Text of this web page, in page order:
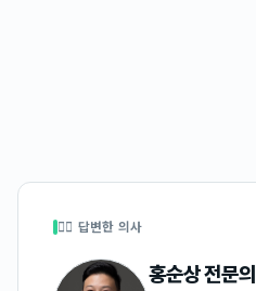
👩‍⚕️ 답변한 의사
홍순상전문의